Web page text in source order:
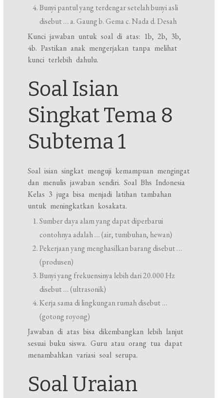
Bunyi pantul yang terdengar setelah bunyi asli
disebut … a. Gaung b. Gema c. Nada d. Desah
Kunci jawaban untuk soal di atas: 1b, 2b, 3b,
4b. Pastikan anak mengerjakan tanpa melihat
kunci terlebih dahulu.
Soal Isian
Singkat Tema 8
Subtema 1
Soal isian singkat menguji kemampuan mengingat
dan menulis jawaban sendiri. Soal Bhs Indonesia
Kelas 3 juga bisa menjadi latihan tambahan
untuk meningkatkan kosakata.
Sumber daya alam yang dapat diperbarui
contohnya adalah … (air, tumbuhan, hewan)
Pekerjaan yang menghasilkan barang disebut …
(produsen)
Bunyi yang frekuensinya lebih dari 20.000 Hz
disebut … (ultrasonik)
Kerja sama di lingkungan rumah disebut …
(gotong royong)
Jawaban di atas bisa dikembangkan lebih lanjut
sesuai buku siswa. Guru atau orang tua dapat
menambahkan variasi soal serupa.
Soal Uraian